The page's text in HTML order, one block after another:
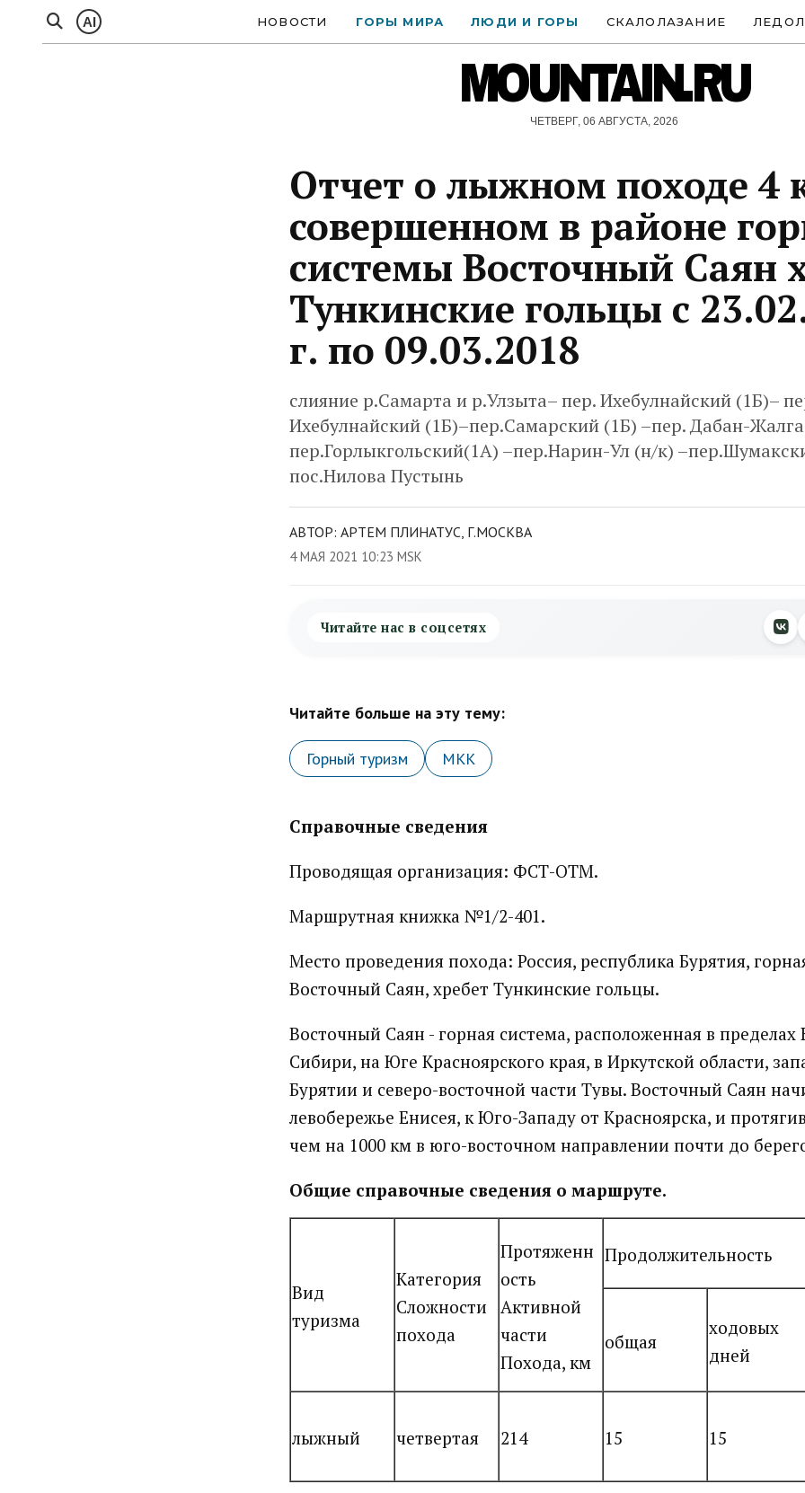
AI НОВОСТИ ГОРЫ МИРА ЛЮДИ И ГОРЫ СКАЛОЛАЗАНИЕ
MOUNTAIN.RU
ЧЕТВЕРГ, 06 АВГУСТА, 2026
Отчет о лыжном походе 4
совершенном в районе
системы Восточный Саян
Тункинские гольцы с
г. по 09.03.2018
слияние р.Самарта и р.Улзыта– пер. Ихебулнайский (1Б)–
Ихебулнайский (1Б)–пер.Самарский (1Б) –пер. Дабан-
пер.Горлыкгольский(1А) –пер.Нарин-Ул (н/к)
пос.Нилова Пустынь
АВТОР: АРТЕМ ПЛИНАТУС, Г.МОСКВА
4 МАЯ 2021 10:23 MSK
Читайте нас в соцсетях
Читайте больше на эту тему:
Горный туризм МКК
Справочные сведения
Проводящая организация: ФСТ-ОТМ.
Маршрутная книжка №1/2-401.
Место проведения похода: Россия, республика Бурятия,
Восточный Саян, хребет Тункинские гольцы.
Восточный Саян - горная система, расположенная в
Сибири, на Юге Красноярского края, в Иркутской области,
Бурятии и северо-восточной части Тувы. Восточный Саян
левобережье Енисея, к Юго-Западу от Красноярска, и
чем на 1000 км в юго-восточном направлении почти до
Общие справочные сведения о маршруте.
Вид
туризма
Категория
Сложности
похода
Протяженн
ость
Активной
части
Похода, км
Продолжительность
общая
ходовых
дней
лыжный четвертая 214 15 15